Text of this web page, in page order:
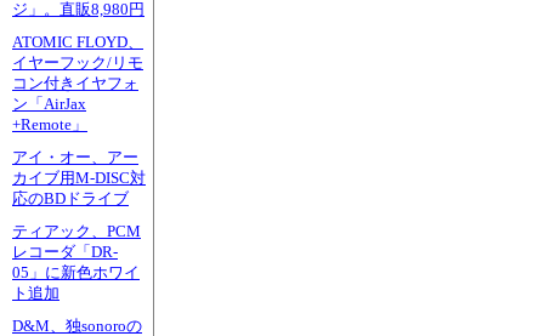
ジ」。直販8,980円
ATOMIC FLOYD、
イヤーフック/リモ
コン付きイヤフォ
ン「AirJax
+Remote」
アイ・オー、アー
カイブ用M-DISC対
応のBDドライブ
ティアック、PCM
レコーダ「DR-
05」に新色ホワイ
ト追加
D&M、独sonoroの